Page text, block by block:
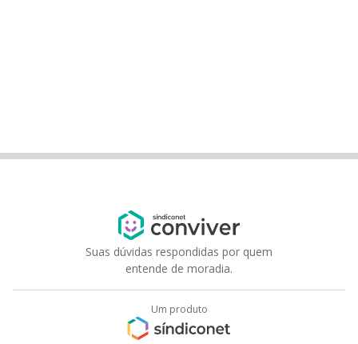
Suas dúvidas respondidas por quem
entende de moradia.
Um produto